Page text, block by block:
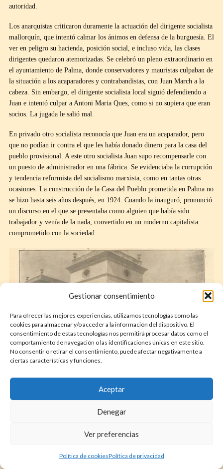
Gestionar consentimiento
Para ofrecer las mejores experiencias, utilizamos tecnologías como las
cookies para almacenar y/o acceder a la información del dispositivo. El
consentimiento de estas tecnologías nos permitirá procesar datos como el
comportamiento de navegación o las identificaciones únicas en este sitio.
No consentir o retirar el consentimiento, puede afectar negativamente a
ciertas características y funciones.
Aceptar
Denegar
Ver preferencias
Política de cookiesPolítica de privacidad
autoridad.
Los anarquistas criticaron duramente la actuación del dirigente socialista
mallorquín, que intentó calmar los ánimos en defensa de la burguesía. El
ver en peligro su hacienda, posición social, e incluso vida, las clases
dirigentes quedaron atemorizadas. Se celebró un pleno extraordinario en
el ayuntamiento de Palma, donde conservadores y mauristas culpaban de
la situación a los acaparadores y contrabandistas, con Juan March a la
cabeza. Sin embargo, el dirigente socialista local siguió defendiendo a
Juan e intentó culpar a Antoni Maria Ques, como si no supiera que eran
socios. La jugada le salió mal.
En privado otro socialista reconocía que Juan era un acaparador, pero
que no podían ir contra el que les había donado dinero para la casa del
pueblo provisional. A este otro socialista Juan supo recompensarle con
un puesto de administrador en una fábrica. Se evidenciaba la corrupción
y tendencia reformista del socialismo marxista, como en tantas otras
ocasiones. La construcción de la Casa del Pueblo prometida en Palma no
se hizo hasta seis años después, en 1924. Cuando la inauguró, pronunció
un discurso en el que se presentaba como alguien que había sido
trabajador y venía de la nada, convertido en un moderno capitalista
comprometido con la sociedad.
Casa del Pueblo de Palma de Mallorca, financiada por Juan March.
Falange. Fue derruida y se construyeron recientemente pisos para
había sido el responsable de la crisis de subsistencia que padecieron los